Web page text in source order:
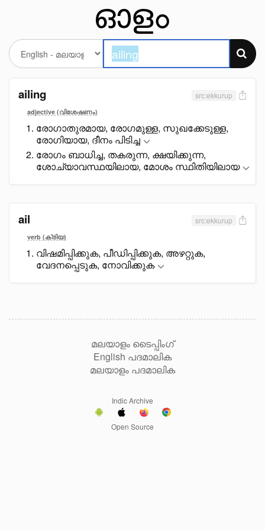
ailing src:ekkurup
adjective (വിശേഷണം)
രോഗാതുരമായ, രോഗമുള്ള, സുഖക്കേടുള്ള,
രോഗിയായ, ദീനം പിടിച്ച
രോഗം ബാധിച്ച, തകരുന്ന, ക്ഷയിക്കുന്ന,
ശോച്യാവസ്ഥയിലായ, മോശം സ്ഥിതിയിലായ
ail src:ekkurup
verb (ക്രിയ)
വിഷമിപ്പിക്കുക, പീഡിപ്പിക്കുക, അഴറ്റുക,
വേദനപ്പെടുക, നോവിക്കുക
മലയാളം ടൈപ്പിംഗ്
English പദമാലിക
മലയാളം പദമാലിക
Indic Archive
Open Source